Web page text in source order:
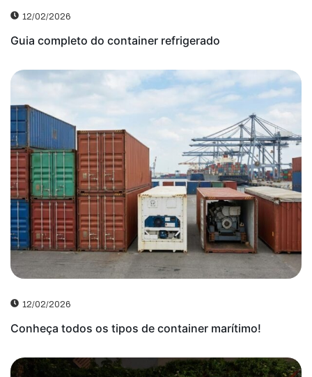
12/02/2026
Guia completo do container refrigerado
12/02/2026
Conheça todos os tipos de container marítimo!